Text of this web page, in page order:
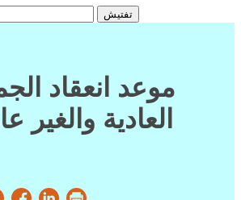
تفتيش
موعد انعقاد
العادية والغير